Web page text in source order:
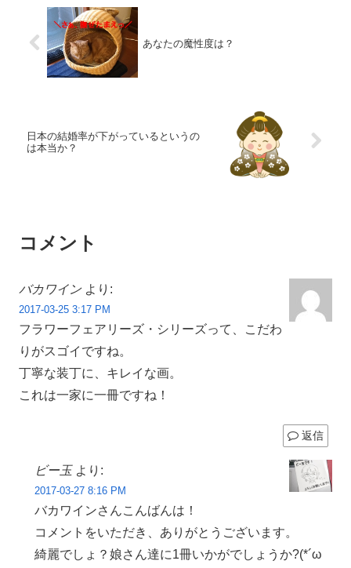
あなたの魔性度は？
日本の結婚率が下がっているというの
は本当か？
コメント
バカワイン より:
2017-03-25 3:17 PM
フラワーフェアリーズ・シリーズって、こだわ
りがスゴイですね。
丁寧な装丁に、キレイな画。
これは一家に一冊ですね！
返信
ビー玉 より:
2017-03-27 8:16 PM
バカワインさんこんばんは！
コメントをいただき、ありがとうございます。
綺麗でしょ？娘さん達に1冊いかがでしょうか?(*´ω